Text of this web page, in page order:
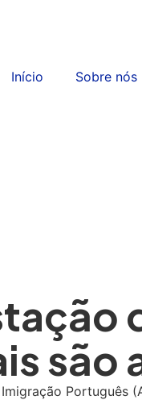
Início Sobre nós
são